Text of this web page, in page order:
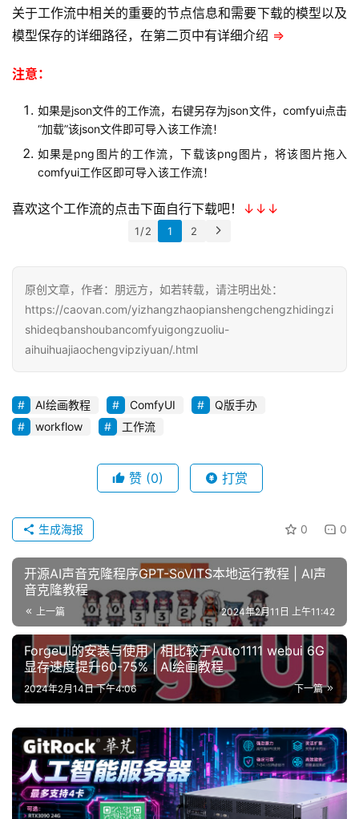
品
中
3
载
登录 注册
关于工作流中相关的重要的节点信息和需要下载的模型以及
模型保存的详细路径，在第二页中有详细介绍 ⇒
注意：
如果是json文件的工作流，右键另存为json文件，comfyui点击
“加载”该json文件即可导入该工作流！
如果是png图片的工作流，下载该png图片，将该图片拖入
comfyui工作区即可导入该工作流！
喜欢这个工作流的点击下面自行下载吧！ ↓↓↓
1 / 2 1 2
原创文章，作者：朋远方，如若转载，请注明出处：
https://caovan.com/yizhangzhaopianshengchengzhidingzi
shideqbanshoubancomfyuigongzuoliu-
aihuihuajiaochengvipziyuan/.html
AI绘画教程 ComfyUI
Q版手办
workflow
工作流
赞 (0) 打赏
0 0
生成海报
开源AI声音克隆程序GPT-SoVITS本地运行教程 | AI声
音克隆教程
上一篇 2024年2月11日 上午11:42
ForgeUI的安装与使用 | 相比较于Auto1111 webui 6G
显存速度提升60-75% | AI绘画教程
下一篇
2024年2月14日 下午4:06